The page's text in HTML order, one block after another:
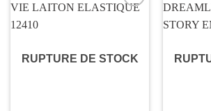
RUPTURE DE STOCK